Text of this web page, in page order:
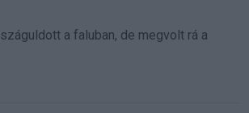
száguldott a faluban, de megvolt rá a